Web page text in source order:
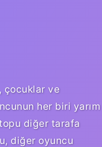
çocuklar ve
her biri yarım
diğer tarafa
diğer oyuncu